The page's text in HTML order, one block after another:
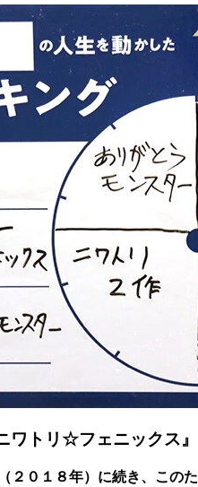
ワトリ☆フェニックス』
０１８年）に続き、このた